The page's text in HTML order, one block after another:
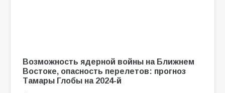
Возможность ядерной войны на Ближнем
Востоке, опасность перелетов: прогноз
Тамары Глобы на 2024-й